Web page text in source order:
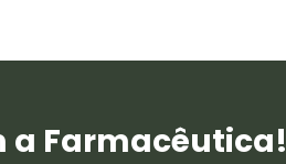
a Farmacêutica!